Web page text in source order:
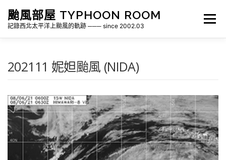
颱風部屋 TYPHOON ROOM
記錄西北太平洋上颱風的軌跡 ─── since 2002.03
選單
各地瞬間風速紀錄 侵台颱風新聞剪報 氣象相關資源
202111 妮妲颱風 (NIDA)